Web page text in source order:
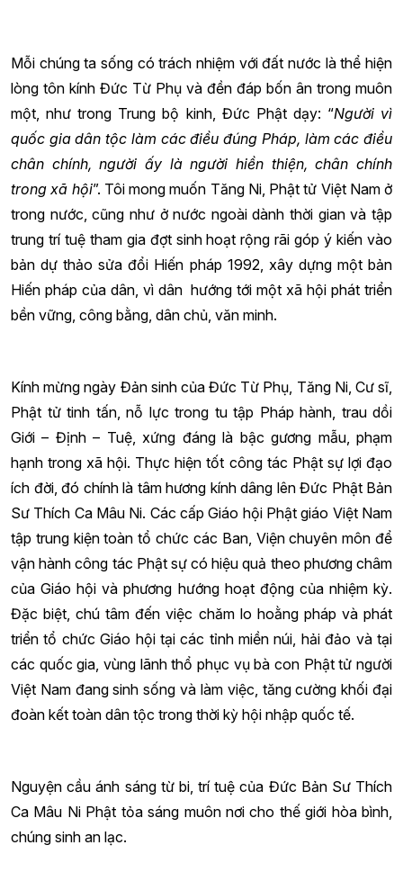
Mỗi chúng ta sống có trách nhiệm với đất nước là thể hiện
lòng tôn kính Đức Từ Phụ và đền đáp bốn ân trong muôn
một, như trong Trung bộ kinh, Đức Phật dạy: “Người vì
quốc gia dân tộc làm các điều đúng Pháp, làm các điều
chân chính, người ấy là người hiền thiện, chân chính
trong xã hội”. Tôi mong muốn Tăng Ni, Phật tử Việt Nam ở
trong nước, cũng như ở nước ngoài dành thời gian và tập
trung trí tuệ tham gia đợt sinh hoạt rộng rãi góp ý kiến vào
bản dự thảo sửa đổi Hiến pháp 1992, xây dựng một bản
Hiến pháp của dân, vì dân hướng tới một xã hội phát triển
bền vững, công bằng, dân chủ, văn minh.
Kính mừng ngày Đản sinh của Đức Từ Phụ, Tăng Ni, Cư sĩ,
Phật tử tinh tấn, nỗ lực trong tu tập Pháp hành, trau dồi
Giới – Định – Tuệ, xứng đáng là bậc gương mẫu, phạm
hạnh trong xã hội. Thực hiện tốt công tác Phật sự lợi đạo
ích đời, đó chính là tâm hương kính dâng lên Đức Phật Bản
Sư Thích Ca Mâu Ni. Các cấp Giáo hội Phật giáo Việt Nam
tập trung kiện toàn tổ chức các Ban, Viện chuyên môn để
vận hành công tác Phật sự có hiệu quả theo phương châm
của Giáo hội và phương hướng hoạt động của nhiệm kỳ.
Đặc biệt, chú tâm đến việc chăm lo hoằng pháp và phát
triển tổ chức Giáo hội tại các tỉnh miền núi, hải đảo và tại
các quốc gia, vùng lãnh thổ phục vụ bà con Phật tử người
Việt Nam đang sinh sống và làm việc, tăng cường khối đại
đoàn kết toàn dân tộc trong thời kỳ hội nhập quốc tế.
Nguyện cầu ánh sáng từ bi, trí tuệ của Đức Bản Sư Thích
Ca Mâu Ni Phật tỏa sáng muôn nơi cho thế giới hòa bình,
chúng sinh an lạc.